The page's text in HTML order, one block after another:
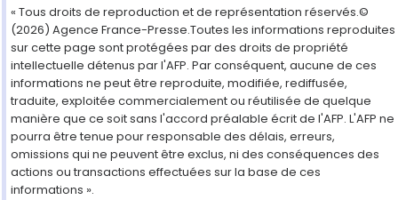
« Tous droits de reproduction et de représentation réservés.©
(2026) Agence France-Presse.Toutes les informations reproduites
sur cette page sont protégées par des droits de propriété
intellectuelle détenus par l'AFP. Par conséquent, aucune de ces
informations ne peut être reproduite, modifiée, rediffusée,
traduite, exploitée commercialement ou réutilisée de quelque
manière que ce soit sans l'accord préalable écrit de l'AFP. L'AFP ne
pourra être tenue pour responsable des délais, erreurs,
omissions qui ne peuvent être exclus, ni des conséquences des
actions ou transactions effectuées sur la base de ces
informations ».